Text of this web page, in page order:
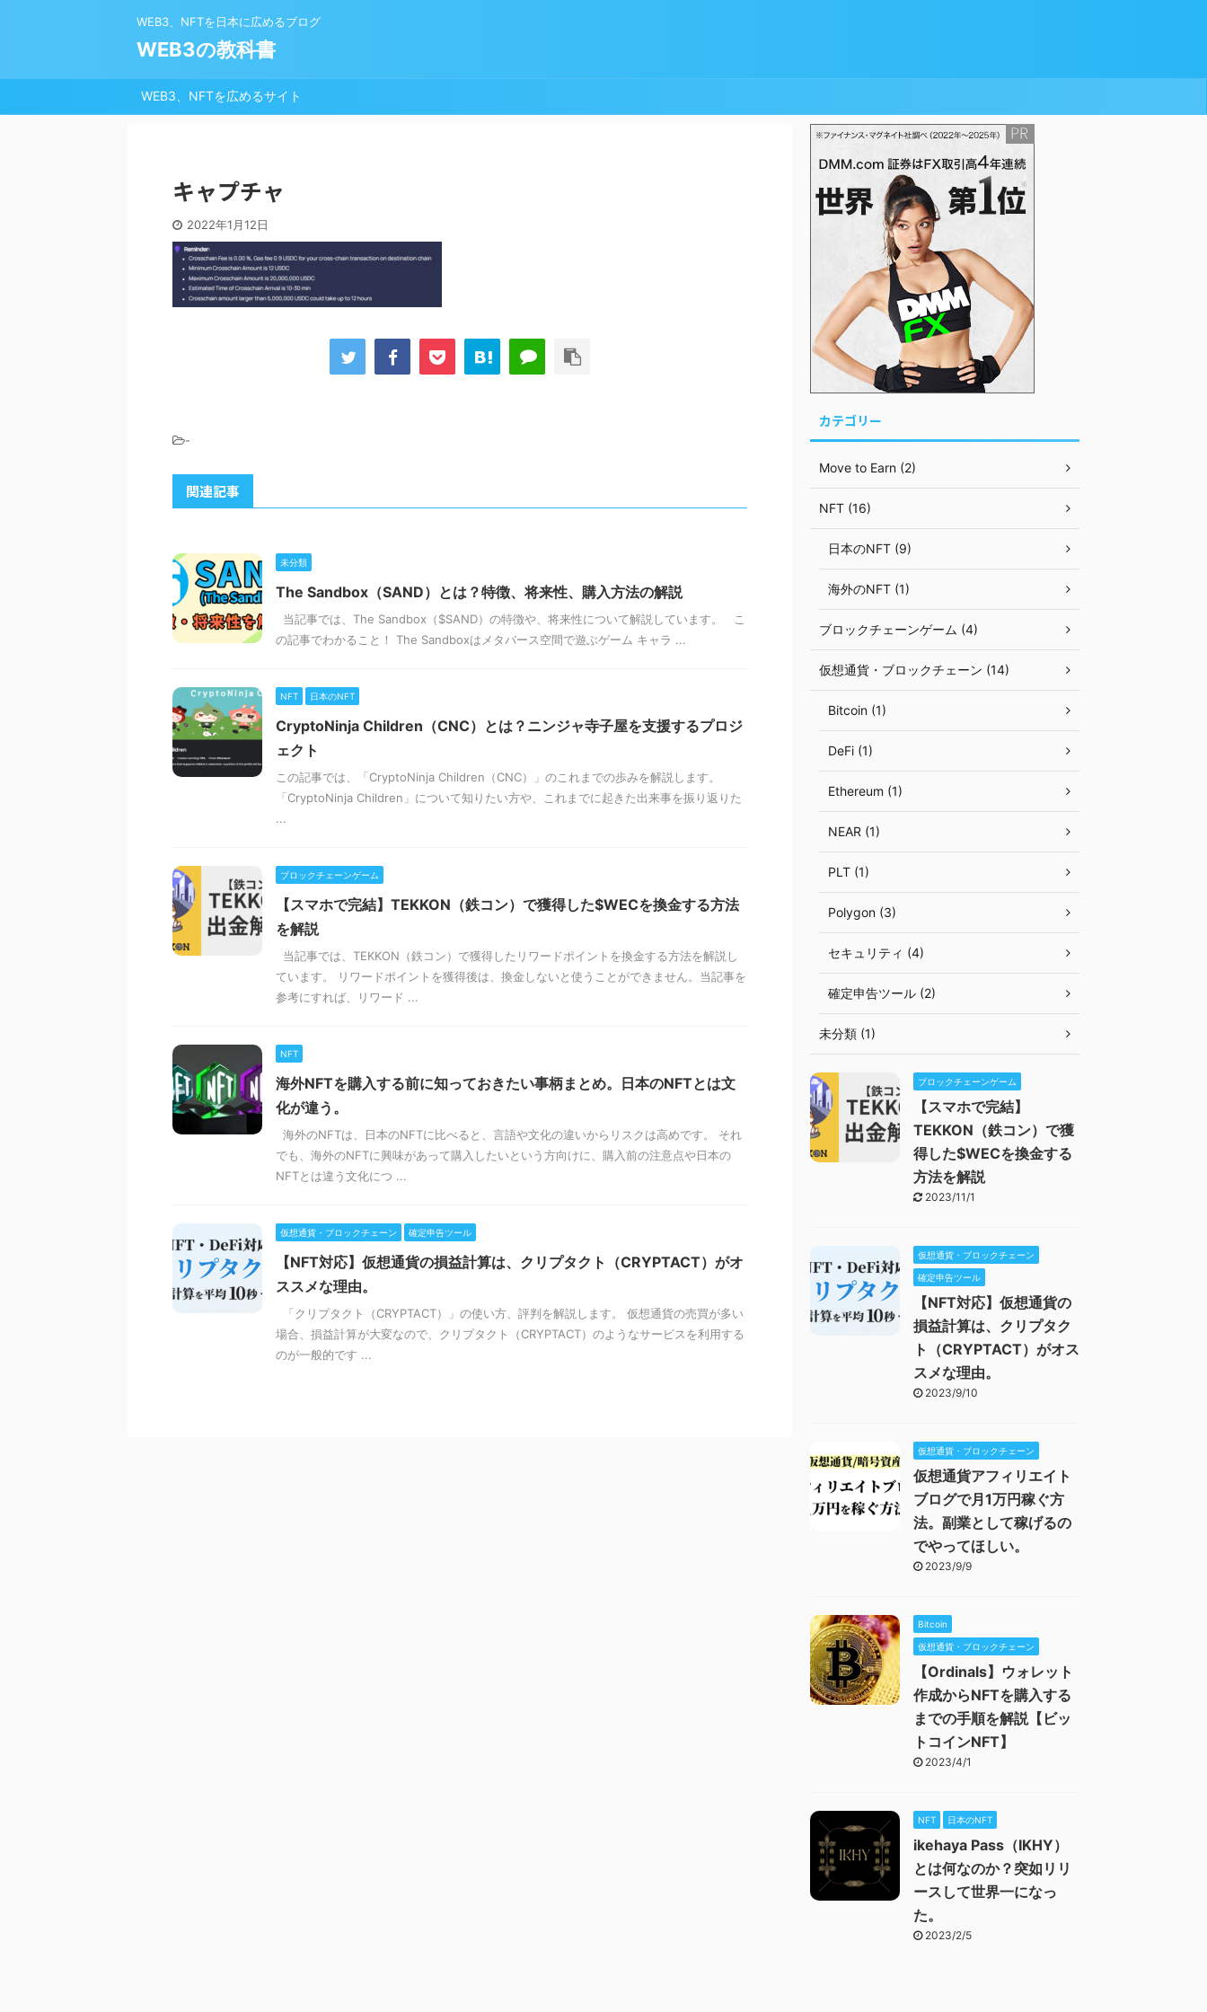
WEB3、NFTを日本に広めるブログ
WEB3の教科書
WEB3、NFTを広めるサイト
キャプチャ
2022年1月12日
-
関連記事
未分類
The Sandbox（SAND）とは？特徴、将来性、購入方法の解説
当記事では、The Sandbox（$SAND）の特徴や、将来性について解説しています。 こ
の記事でわかること！ The Sandboxはメタバース空間で遊ぶゲーム キャラ ...
NFT 日本のNFT
CryptoNinja Children（CNC）とは？ニンジャ寺子屋を支援するプロジ
ェクト
この記事では、「CryptoNinja Children（CNC）」のこれまでの歩みを解説します。
「CryptoNinja Children」について知りたい方や、これまでに起きた出来事を振り返りた
...
ブロックチェーンゲーム
【スマホで完結】TEKKON（鉄コン）で獲得した$WECを換金する方法
を解説
当記事では、TEKKON（鉄コン）で獲得したリワードポイントを換金する方法を解説し
ています。 リワードポイントを獲得後は、換金しないと使うことができません。当記事を
参考にすれば、リワード ...
NFT
海外NFTを購入する前に知っておきたい事柄まとめ。日本のNFTとは文
化が違う。
海外のNFTは、日本のNFTに比べると、言語や文化の違いからリスクは高めです。 それ
でも、海外のNFTに興味があって購入したいという方向けに、購入前の注意点や日本の
NFTとは違う文化につ ...
仮想通貨・ブロックチェーン 確定申告ツール
【NFT対応】仮想通貨の損益計算は、クリプタクト（CRYPTACT）がオ
ススメな理由。
「クリプタクト（CRYPTACT）」の使い方、評判を解説します。 仮想通貨の売買が多い
場合、損益計算が大変なので、クリプタクト（CRYPTACT）のようなサービスを利用する
のが一般的です ...
カテゴリー
Move to Earn (2)
NFT (16)
日本のNFT (9)
海外のNFT (1)
ブロックチェーンゲーム (4)
仮想通貨・ブロックチェーン (14)
Bitcoin (1)
DeFi (1)
Ethereum (1)
NEAR (1)
PLT (1)
Polygon (3)
セキュリティ (4)
確定申告ツール (2)
未分類 (1)
ブロックチェーンゲーム
【スマホで完結】
TEKKON（鉄コン）で獲
得した$WECを換金する
方法を解説
2023/11/1
仮想通貨・ブロックチェーン
確定申告ツール
【NFT対応】仮想通貨の
損益計算は、クリプタク
ト（CRYPTACT）がオス
スメな理由。
2023/9/10
仮想通貨・ブロックチェーン
仮想通貨アフィリエイト
ブログで月1万円稼ぐ方
法。副業として稼げるの
でやってほしい。
2023/9/9
Bitcoin
仮想通貨・ブロックチェーン
【Ordinals】ウォレット
作成からNFTを購入する
までの手順を解説【ビッ
トコインNFT】
2023/4/1
NFT 日本のNFT
ikehaya Pass（IKHY）
とは何なのか？突如リリ
ースして世界一になっ
た。
2023/2/5